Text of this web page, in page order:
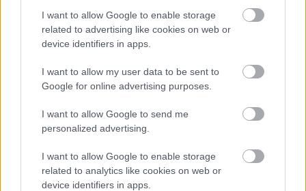
I want to allow Google to enable storage
related to advertising like cookies on web or
device identifiers in apps.
I want to allow my user data to be sent to
Google for online advertising purposes.
I want to allow Google to send me
personalized advertising.
I want to allow Google to enable storage
related to analytics like cookies on web or
device identifiers in apps.